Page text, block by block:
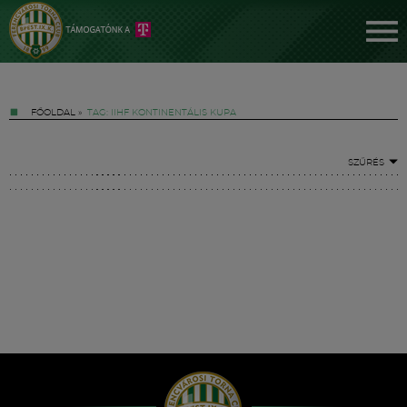
FŐOLDAL » TAG: IIHF KONTINENTÁLIS KUPA
SZŰRÉS
Hírek